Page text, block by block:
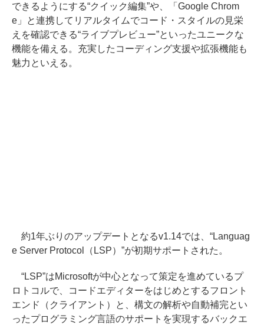
できるようにする“クイック編集”や、「Google Chrom
e」と連携してリアルタイムでコード・スタイルの見栄
えを確認できる“ライブプレビュー”といったユニークな
機能を備える。充実したコーディング支援や拡張機能も
魅力といえる。
約1年ぶりのアップデートとなるv1.14では、“Languag
e Server Protocol（LSP）”が初期サポートされた。
“LSP”はMicrosoftが中心となって策定を進めているプ
ロトコルで、コードエディターをはじめとするフロント
エンド（クライアント）と、構文の解析や自動補完とい
ったプログラミング言語のサポートを実現するバックエ